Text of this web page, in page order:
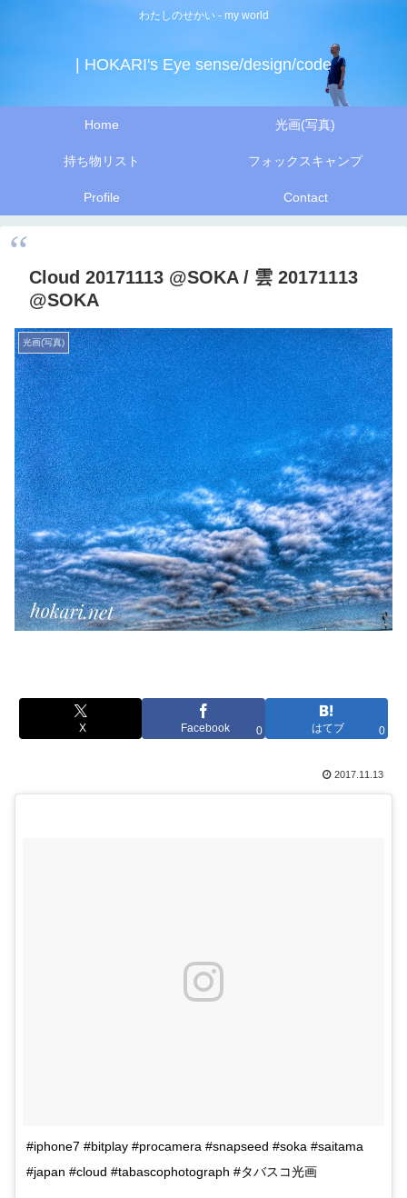
わたしのせかい - my world
| HOKARI's Eye sense/design/code
Home 光画(写真)
持ち物リスト フォックスキャンプ
Profile Contact
Cloud 20171113 @SOKA / 雲 20171113
@SOKA
光画(写真)
X Facebook 0 はてブ 0
2017.11.13
#iphone7 #bitplay #procamera #snapseed #soka #saitama
#japan #cloud #tabascophotograph #タバスコ光画